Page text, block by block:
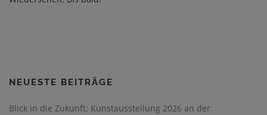
NEUESTE BEITRÄGE
Blick in die Zukunft: Kunstausstellung 2026 an der